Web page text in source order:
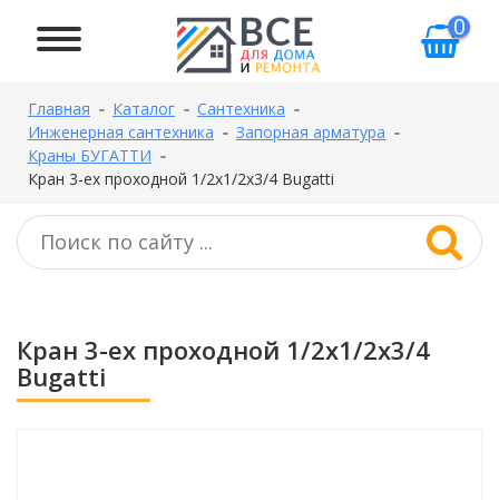
0
Главная Каталог
Сантехника
Инженерная сантехника
Запорная арматура
Краны БУГАТТИ
Кран 3-ех проходной 1/2х1/2х3/4 Bugatti
Кран 3-ех проходной 1/2х1/2х3/4
Bugatti